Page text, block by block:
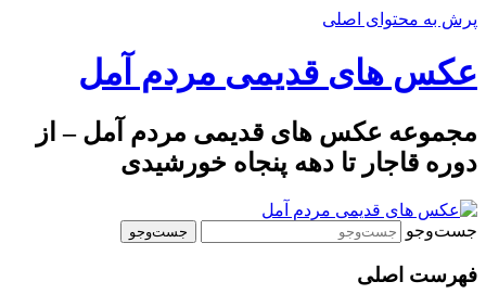
پرش به محتوای اصلی
عکس های قدیمی مردم آمل
مجموعه عکس های قدیمی مردم آمل – از
دوره قاجار تا دهه پنجاه خورشیدی
جست‌وجو
فهرست اصلی